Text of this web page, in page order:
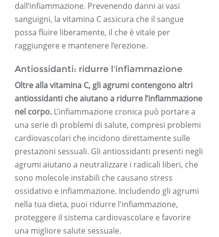
dall’infiammazione. Prevenendo danni ai vasi
sanguigni, la vitamina C assicura che il sangue
possa fluire liberamente, il che è vitale per
raggiungere e mantenere l’erezione.
Antiossidanti: ridurre l'infiammazione
Oltre alla vitamina C, gli agrumi contengono altri
antiossidanti che aiutano a ridurre l’infiammazione
nel corpo. L’infiammazione cronica può portare a
una serie di problemi di salute, compresi problemi
cardiovascolari che incidono direttamente sulle
prestazioni sessuali. Gli antiossidanti presenti negli
agrumi aiutano a neutralizzare i radicali liberi, che
sono molecole instabili che causano stress
ossidativo e infiammazione. Includendo gli agrumi
nella tua dieta, puoi ridurre l'infiammazione,
proteggere il sistema cardiovascolare e favorire
una migliore salute sessuale.